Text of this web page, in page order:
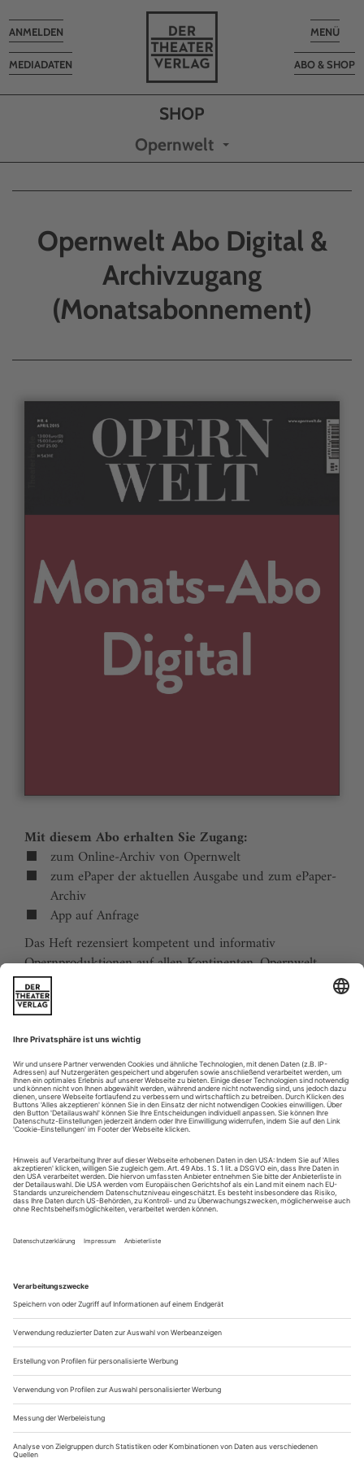
Toggle
MENÜ
ABO & SHOP
MEDIADATEN
Toggle
navigation
ANMELDEN
Opernwelt
Opernwelt Abo Digital &
Archivzugang
(Monatsabonnement)
Mit diesem Abo erhalten Sie Zugang:
zum Online-Archiv von Opernwelt
zum ePaper der aktuellen Ausgabe und zum ePaper-
Archiv
App auf Anfrage
Das Heft rezensiert kompetent und informativ
Opernproduktionen auf allen Kontinenten. Opernwelt
zeigt die Welt hinter der Bühne, befragt die Macher und
verfolgt die Kulturpolitik. Große Themenblöcke
behandeln die Geschichte der Oper, bedeutende
Komponisten und die interessantesten Aspekte des
internationalen Musiklebens. Die Premierenvorschau
animiert zu Opernreisen in alle Welt.
Sie erhalten Zugang zum Online-Archiv von Opernwelt
und können sowohl das aktuelle ePaper als auch das
ePaper-Archiv über Ihren Account auf www.der-
theaterverlag.de einsehen. Zugang zur App auf Anfrage.
Das Abonnement hat eine Laufzeit von einem Monat und
verlängert sich jeweils um einen weiteren Monat, sofern
es nicht vom Kunden auf der Seite „Mein Konto/Meine
Bestellungen“ auf www.der-theaterverlag.de gekündigt
in Kraft.
Aus steuerlichen Gründen abweichende Preise für Käufe
außerhalb Deutschlands (Endpreis vor Auslösen der Bestellung
ersichtlich)
9,99 €